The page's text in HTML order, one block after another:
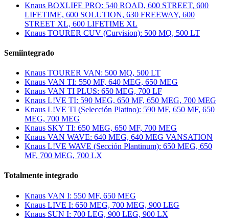
Knaus BOXLIFE PRO: 540 ROAD, 600 STREET, 600
LIFETIME, 600 SOLUTION, 630 FREEWAY, 600
STREET XL, 600 LIFETIME XL
Knaus TOURER CUV (Curvision): 500 MQ, 500 LT
Semiintegrado
Knaus TOURER VAN: 500 MQ, 500 LT
Knaus VAN TI: 550 MF, 640 MEG, 650 MEG
Knaus VAN TI PLUS: 650 MEG, 700 LF
Knaus L!VE TI: 590 MEG, 650 MF, 650 MEG, 700 MEG
Knaus L!VE TI (Selección Platino): 590 MF, 650 MF, 650
MEG, 700 MEG
Knaus SKY TI: 650 MEG, 650 MF, 700 MEG
Knaus VAN WAVE: 640 MEG, 640 MEG VANSATION
Knaus L!VE WAVE (Sección Plantinum): 650 MEG, 650
MF, 700 MEG, 700 LX
Totalmente integrado
Knaus VAN I: 550 MF, 650 MEG
Knaus LIVE I: 650 MEG, 700 MEG, 900 LEG
Knaus SUN I: 700 LEG, 900 LEG, 900 LX